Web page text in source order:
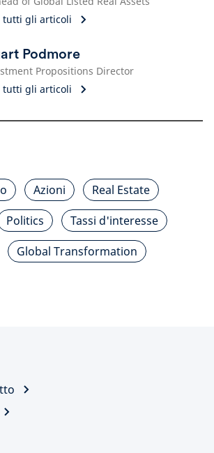
tutti gli articoli
Podmore
Propositions Director
tutti gli articoli
Azioni
Real Estate
Politics
Tassi d'interesse
Global Transformation